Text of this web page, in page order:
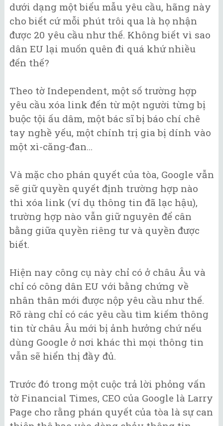
dưới dạng một biểu mẫu yêu cầu, hãng này
cho biết cứ mỗi phút trôi qua là họ nhận
được 20 yêu cầu như thế. Không biết vì sao
dân EU lại muốn quên đi quá khứ nhiều
đến thế?
Theo tờ Independent, một số trường hợp
yêu cầu xóa link đến từ một người từng bị
buộc tội ấu dâm, một bác sĩ bị báo chí chê
tay nghề yếu, một chính trị gia bị dính vào
một xì-căng-đan...
Và mặc cho phán quyết của tòa, Google vẫn
sẽ giữ quyền quyết định trường hợp nào
thì xóa link (ví dụ thông tin đã lạc hậu),
trường hợp nào vẫn giữ nguyên để cân
bằng giữa quyền riêng tư và quyền được
biết.
Hiện nay công cụ này chỉ có ở châu Âu và
chỉ có công dân EU với bằng chứng về
nhân thân mới được nộp yêu cầu như thế.
Rõ ràng chỉ có các yêu cầu tìm kiếm thông
tin từ châu Âu mới bị ảnh hưởng chứ nếu
dùng Google ở nơi khác thì mọi thông tin
vẫn sẽ hiển thị đầy đủ.
Trước đó trong một cuộc trả lời phỏng vấn
tờ Financial Times, CEO của Google là Larry
Page cho rằng phán quyết của tòa là sự can